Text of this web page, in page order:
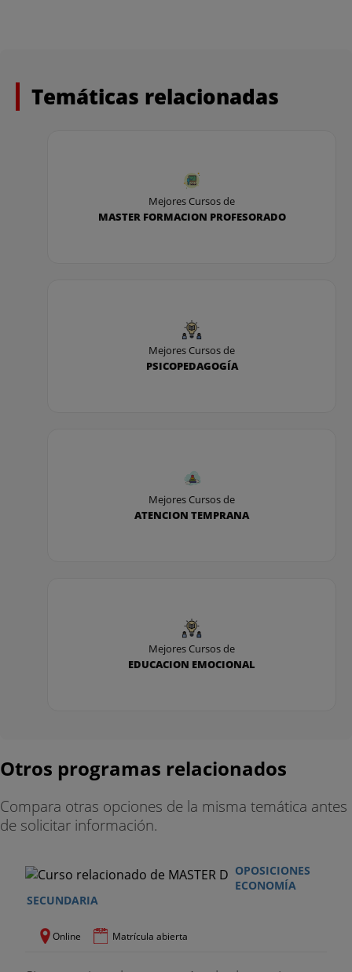
Temáticas relacionadas
Mejores Cursos de
MASTER FORMACION PROFESORADO
Mejores Cursos de
PSICOPEDAGOGÍA
Mejores Cursos de
ATENCION TEMPRANA
Mejores Cursos de
EDUCACION EMOCIONAL
Otros programas relacionados
Compara otras opciones de la misma temática antes
de solicitar información.
OPOSICIONES
ECONOMÍA
SECUNDARIA
Online Matrícula abierta